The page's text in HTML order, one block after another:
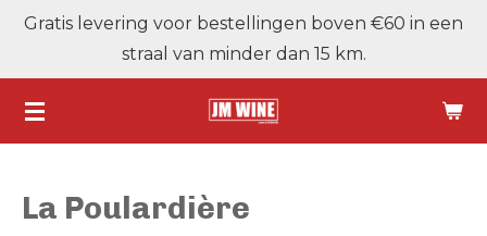
Ga
de
hoofdinhoud
Gratis levering voor bestellingen boven €60 in een
straal van minder dan 15 km.
La Poulardière